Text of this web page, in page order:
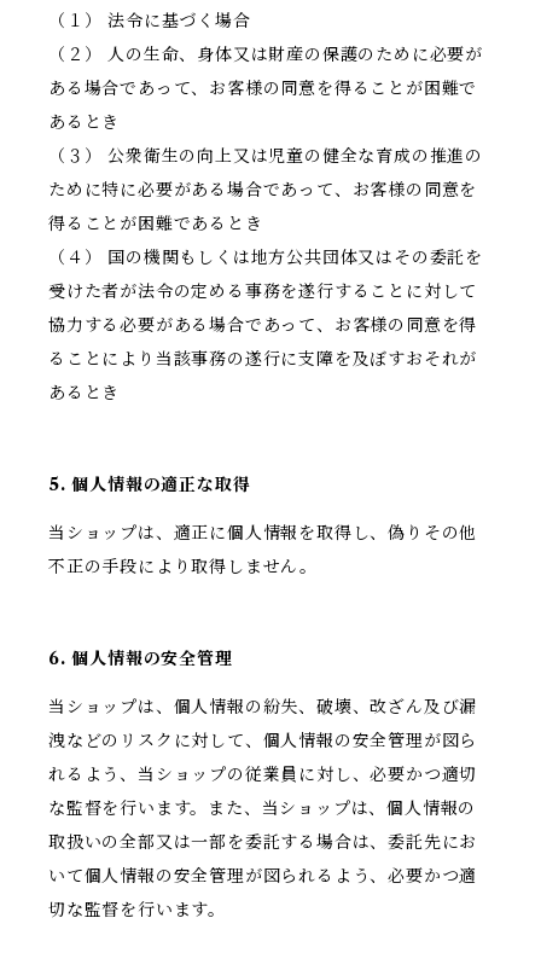
（１） 法令に基づく場合
（２） 人の生命、身体又は財産の保護のために必要が
ある場合であって、お客様の同意を得ることが困難で
あるとき
（３） 公衆衛生の向上又は児童の健全な育成の推進の
ために特に必要がある場合であって、お客様の同意を
得ることが困難であるとき
（４） 国の機関もしくは地方公共団体又はその委託を
受けた者が法令の定める事務を遂行することに対して
協力する必要がある場合であって、お客様の同意を得
ることにより当該事務の遂行に支障を及ぼすおそれが
あるとき
5. 個人情報の適正な取得
当ショップは、適正に個人情報を取得し、偽りその他
不正の手段により取得しません。
6. 個人情報の安全管理
当ショップは、個人情報の紛失、破壊、改ざん及び漏
洩などのリスクに対して、個人情報の安全管理が図ら
れるよう、当ショップの従業員に対し、必要かつ適切
な監督を行います。また、当ショップは、個人情報の
取扱いの全部又は一部を委託する場合は、委託先にお
いて個人情報の安全管理が図られるよう、必要かつ適
切な監督を行います。